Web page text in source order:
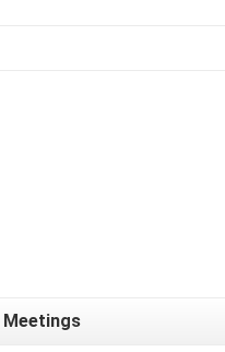
Meetings